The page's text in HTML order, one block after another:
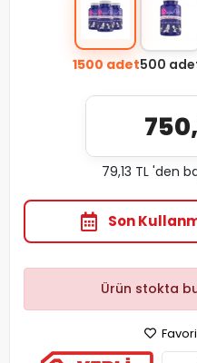
1500 adet500
79,13 TL 'den
Son
Ürün stokta